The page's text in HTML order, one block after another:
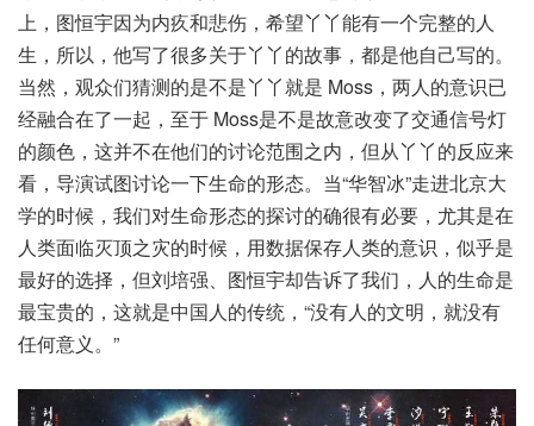
上，图恒宇因为内疚和悲伤，希望丫丫能有一个完整的人
生，所以，他写了很多关于丫丫的故事，都是他自己写的。
当然，观众们猜测的是不是丫丫就是 Moss，两人的意识已
经融合在了一起，至于 Moss是不是故意改变了交通信号灯
的颜色，这并不在他们的讨论范围之内，但从丫丫的反应来
看，导演试图讨论一下生命的形态。当“华智冰”走进北京大
学的时候，我们对生命形态的探讨的确很有必要，尤其是在
人类面临灭顶之灾的时候，用数据保存人类的意识，似乎是
最好的选择，但刘培强、图恒宇却告诉了我们，人的生命是
最宝贵的，这就是中国人的传统，“没有人的文明，就没有
任何意义。”